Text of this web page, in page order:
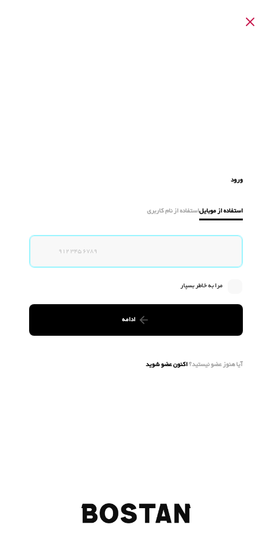
ورود
استفاده از موبایلاستفاده از نام کاربری
مرا به خاطر بسپار
ادامه
آیا هنوز عضو نیستید؟اکنون عضو شوید